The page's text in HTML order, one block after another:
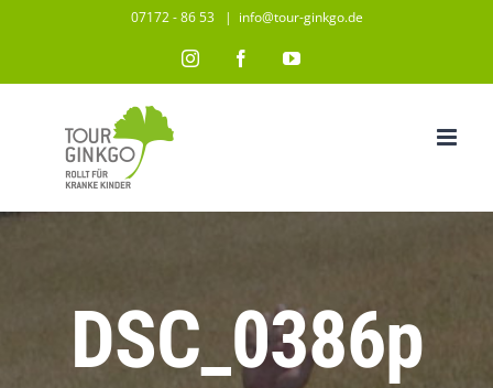
07172 - 86 53 | info@tour-ginkgo.de
InstagramFacebookYouTube
DSC_0386p